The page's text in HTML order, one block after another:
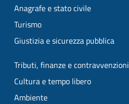
Anagrafe e stato civile
Turismo
Giustizia e sicurezza pubblica
Tributi, finanze e contravvenzioni
Cultura e tempo libero
Ambiente